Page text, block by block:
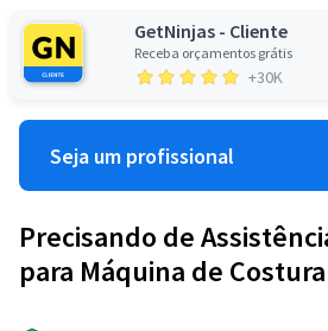
GetNinjas - Cliente
Receba orçamentos grátis
+30K
Seja um profissional
Precisando de
para Máquina de